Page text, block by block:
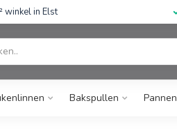
winkel in Elst
Bakspullen Pannen